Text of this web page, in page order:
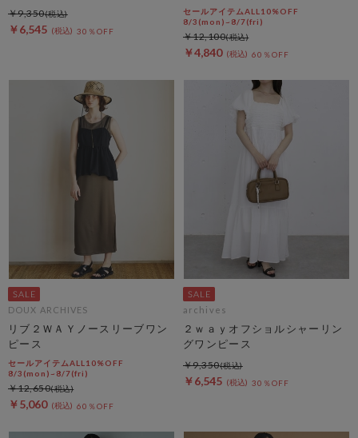
￥6,545 30％OFF
￥9,350
セールアイテムALL10%OFF
8/3(mon)~8/7(fri)
￥4,840 60％OFF
￥12,100
DOUX ARCHIVES
リブ２ＷＡＹノースリーブワン
ピース
セールアイテムALL10%OFF
8/3(mon)~8/7(fri)
￥5,060 60％OFF
￥12,650
archives
２ｗａｙオフショルシャーリン
グワンピース
￥6,545 30％OFF
￥9,350